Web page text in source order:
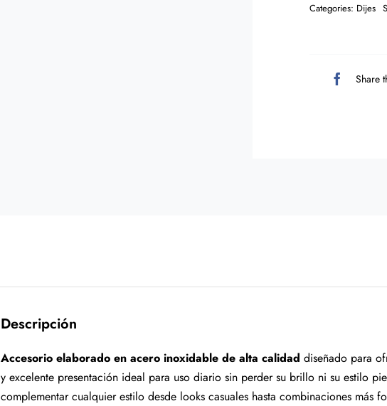
Categories: Dijes
Share
Descripción
Accesorio elaborado en acero inoxidable de alta calidad diseñado para
y excelente presentación ideal para uso diario sin perder su brillo ni su estilo
complementar cualquier estilo desde looks casuales hasta combinaciones más